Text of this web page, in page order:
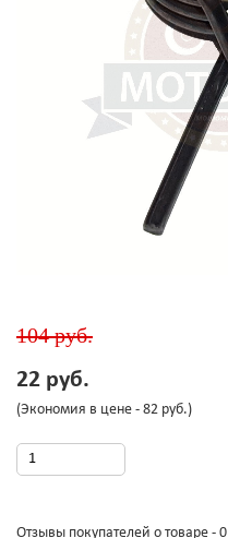
104 руб.
22 руб.
(Экономия в цене - 82 руб.)
Отзывы покупателей о товаре - 0